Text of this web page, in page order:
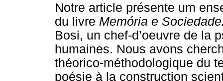
Notre article présente um
du livre Memória e
Bosi, un chef-d’oeuvre de la
humaines. Nous avons
théorico-méthodologique du
poésie à la construction